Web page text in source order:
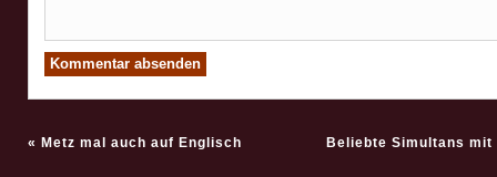
« Metz mal auch auf Englisch Beliebte Simultans mit